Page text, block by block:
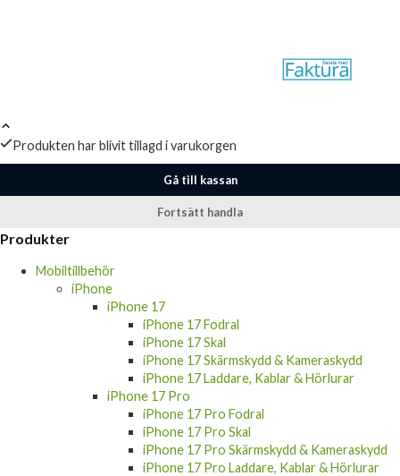
Produkten har blivit tillagd i varukorgen
Gå till kassan
Fortsätt handla
Produkter
Mobiltillbehör
iPhone
iPhone 17
iPhone 17 Fodral
iPhone 17 Skal
iPhone 17 Skärmskydd & Kameraskydd
iPhone 17 Laddare, Kablar & Hörlurar
iPhone 17 Pro
iPhone 17 Pro Fodral
iPhone 17 Pro Skal
iPhone 17 Pro Skärmskydd & Kameraskydd
iPhone 17 Pro Laddare, Kablar & Hörlurar